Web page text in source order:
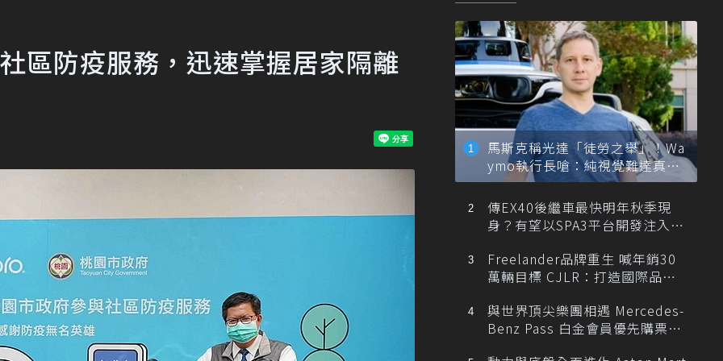
區防疫服務，迅速掌握居家隔離
馬斯克稱光達「徒勞之舉」！Wa
ymo執行長嗆：純視覺難達真正
自動駕駛
傳EX40後繼車最快明年秋季現
身？有望以SPA3平台開發注入80
Freelander品牌重生 喊年銷30
萬輛目標 CJLR：打造國際品牌
與世界頂尖樂團相遇 Mercedes-
Benz Pass 白金會員優先購票維